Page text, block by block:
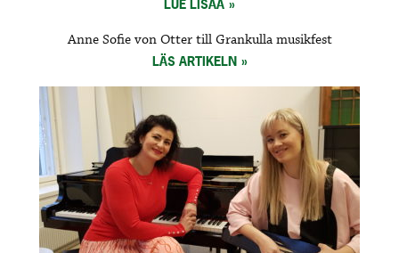
LUE LISÄÄ
Anne Sofie von Otter till Grankulla musikfest
LÄS ARTIKELN